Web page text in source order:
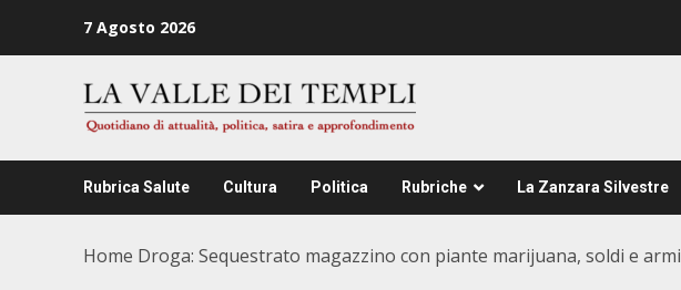
7 Agosto 2026
Rubrica Salute Cultura Politica Rubriche La Zanzara Silvestre
Home Droga: Sequestrato magazzino con piante marijuana, soldi e armi